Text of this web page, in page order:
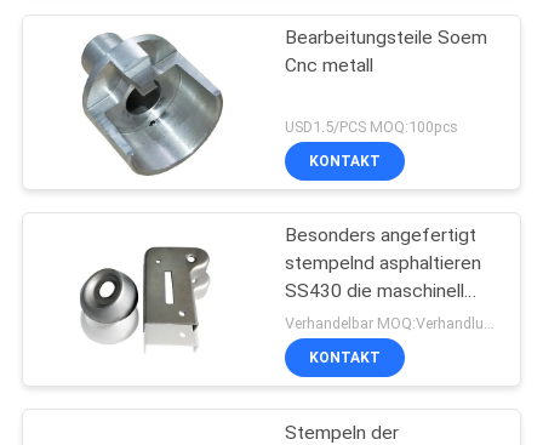
Bearbeitungsteile Soem
Cnc metall
USD1.5/PCS MOQ:100pcs
KONTAKT
Besonders angefertigt
stempelnd asphaltieren
SS430 die maschinell
bearbeiteten Tiefziehen
Teile
Verhandelbar MOQ:Verhandlung
KONTAKT
Stempeln der